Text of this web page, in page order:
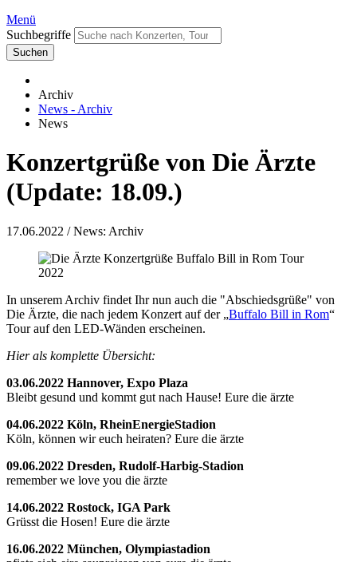
Menü
Suchbegriffe
Suchen
Archiv
News - Archiv
News
Konzertgrüße von Die Ärzte
(Update: 18.09.)
17.06.2022 / News: Archiv
In unserem Archiv findet Ihr nun auch die "Abschiedsgrüße" von
Die Ärzte, die nach jedem Konzert auf der „Buffalo Bill in Rom“
Tour auf den LED-Wänden erscheinen.
Hier als komplette Übersicht:
03.06.2022 Hannover, Expo Plaza
Bleibt gesund und kommt gut nach Hause! Eure die ärzte
04.06.2022 Köln, RheinEnergieStadion
Köln, können wir euch heiraten? Eure die ärzte
09.06.2022 Dresden, Rudolf-Harbig-Stadion
remember we love you die ärzte
14.06.2022 Rostock, IGA Park
Grüsst die Hosen! Eure die ärzte
16.06.2022 München, Olympiastadion